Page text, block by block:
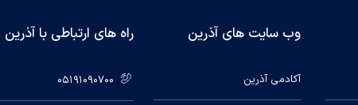
وب سایت های آذرین
آکادمی آذرین
راه های ارتباطی با آذرین
05191090700